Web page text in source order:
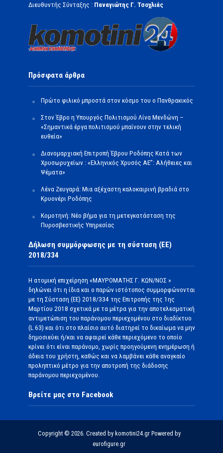
Διευθυντής Σύνταξης : Παναγιώτης Γ. Τσοχλιάς
Πρόσφατα άρθρα
Πρώτο φιλικό μπροστά στον κόσμο του ο Πανθρακικός
Στον Έβρο η Υπουργός Πολιτισμού Λίνα Μενδώνη –
«Σημαντικά έργα πολιτισμού μπαίνουν στην τελική
ευθεία»
Διανομαρχιακή Επιτροπή Έβρου Ροδόπης Κατά των
Χρυσωρυχείων : «Ελληνικός Χρυσός ΑΕ”: Αλήθειες και
Ψέματα»
Λένα Ζευγαρά: Μια αξέχαστη καλοκαιρινή βραδιά στο
Κρυονέρι Ροδόπης
Κομοτηνή: Νέο βήμα για τη μετεγκατάσταση της
Πυροσβεστικής Υπηρεσίας
Δήλωση συμμόρφωσης με τη σύσταση (ΕΕ)
2018/334
Η ατομική επιχείρηση «ΜΑΥΡΟΜΑΤΗΣ Γ. ΚΩΝ/ΝΟΣ »
δηλώνει ότι η ίδια και ο παρών ιστότοπος συμμορφώνονται
με τη Σύσταση (ΕΕ) 2018/334 της Επιτροπής της 1ης
Μαρτίου 2018 σχετικά με τα μέτρα για την αποτελεσματική
αντιμετώπιση του παράνομου περιεχομένου στο διαδίκτυο
(L 63) και ότι στο πλαίσιο αυτό διατηρεί το δικαίωμα να μην
δημοσιεύει ή/και να αφαιρεί κάθε περιεχόμενο το οποίο
κρίνει ότι είναι παράνομο, χωρίς προηγούμενη ενημέρωση ή
άδεια του χρήστη, καθώς και να λαμβάνει κάθε αναγκαίο
προληπτικό μέτρο για την αποτροπή της διάδοσης
παράνομου περιεχομένου.
Βρείτε μας στο Facebook
Copyright © 2026. Created by komotini24.gr Powered by
eurofigure.gr